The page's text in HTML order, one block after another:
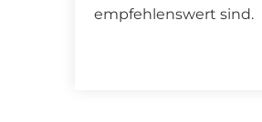
empfehlenswert sind.